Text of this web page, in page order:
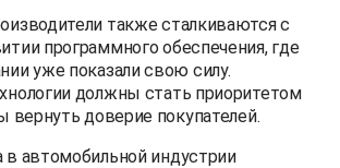
также сталкиваются с
программного обеспечения, где
уже показали свою силу.
должны стать приоритетом
вернуть доверие покупателей.
автомобильной индустрии